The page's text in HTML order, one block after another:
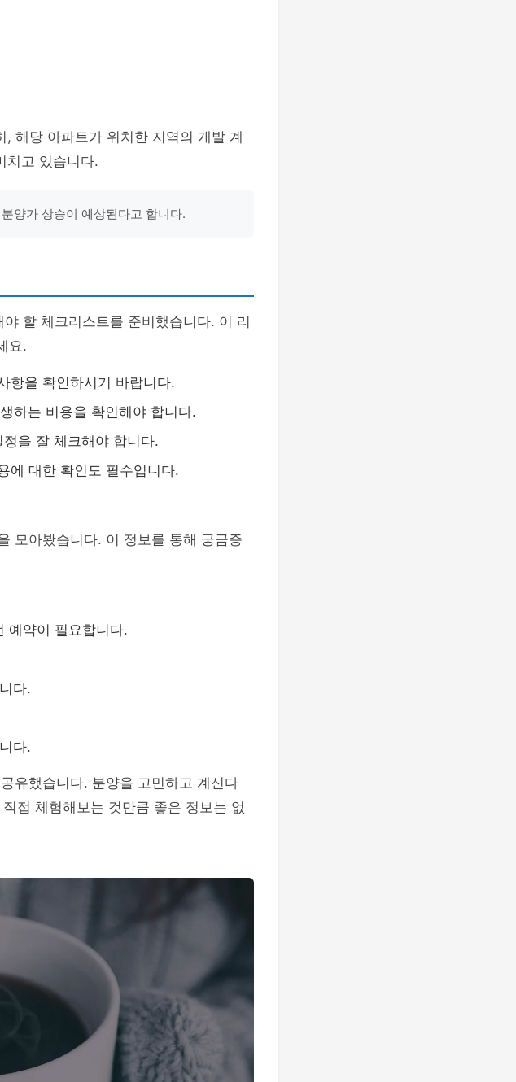
해당 아파트가 위치한 지역의 개발 계
치고 있습니다.
양가 상승이 예상된다고 합니다.
할 체크리스트를 준비했습니다. 이 리
요.
항을 확인하시기 바랍니다.
하는 비용을 확인해야 합니다.
을 잘 체크해야 합니다.
에 대한 확인도 필수입니다.
모아봤습니다. 이 정보를 통해 궁금증
예약이 필요합니다.
다.
다.
유했습니다. 분양을 고민하고 계신다
접 체험해보는 것만큼 좋은 정보는 없